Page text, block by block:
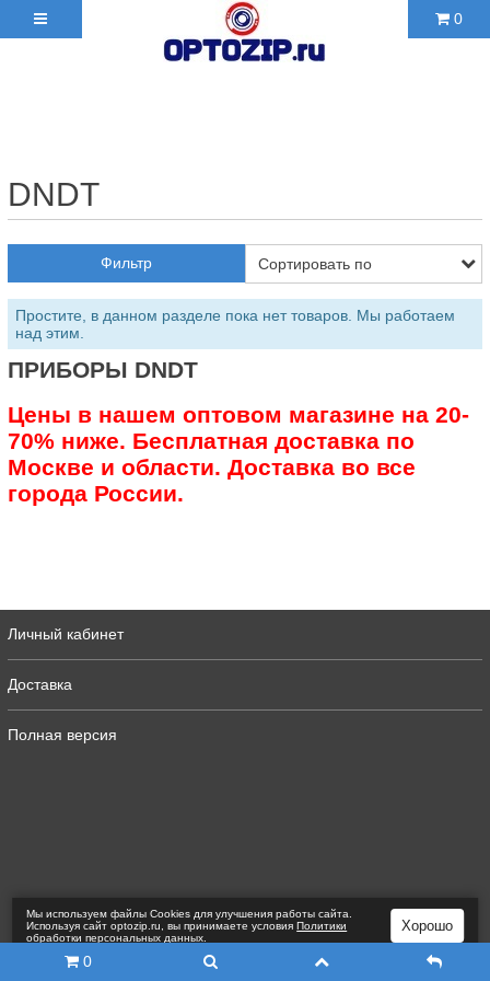
0
DNDT
Фильтр
Простите, в данном разделе пока нет товаров. Мы работаем
над этим.
ПРИБОРЫ DNDT
Цены в нашем оптовом магазине на 20-
70% ниже. Бесплатная доставка по
Москве и области. Доставка во все
города России.
Личный кабинет
Доставка
Полная версия
0
Мы используем файлы Сookies для улучшения работы сайта.
Используя сайт optozip.ru, вы принимаете условияПолитики
обработки персональных данных
Хорошо